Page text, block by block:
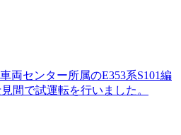
両センター所属のE353系S101編
間で試運転を行いました。